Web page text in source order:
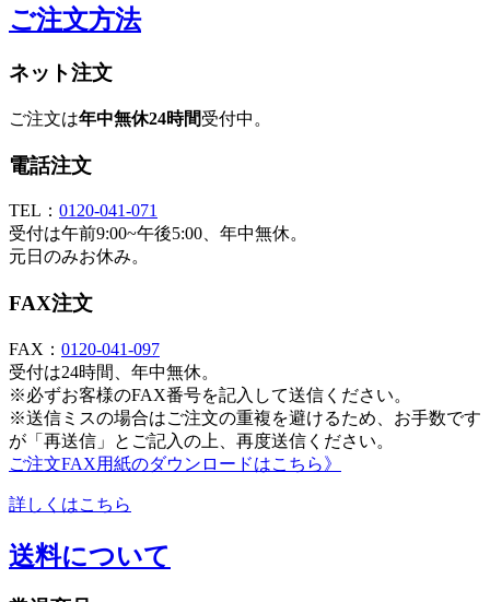
ご注文方法
ネット注文
ご注文は年中無休24時間受付中。
電話注文
TEL： 0120-041-071
受付は午前9:00~午後5:00、年中無休。
元日のみお休み。
FAX注文
FAX： 0120-041-097
受付は24時間、年中無休。
※必ずお客様のFAX番号を記入して送信ください。
※送信ミスの場合はご注文の重複を避けるため、お手数です
が「再送信」とご記入の上、再度送信ください。
ご注文FAX用紙のダウンロードはこちら》
詳しくはこちら
送料について